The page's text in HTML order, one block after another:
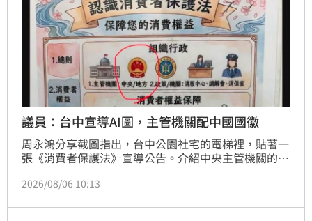
議員：台中宣導AI圖，主管機關配中國國徽
周永鴻分享截圖指出，台中公園社宅的電梯裡，貼著一
張《消費者保護法》宣導公告。介紹中央主管機關的地
臺中市政府住宅發展工程處政風室宣導、本圖片由
2026/08/06 10:13